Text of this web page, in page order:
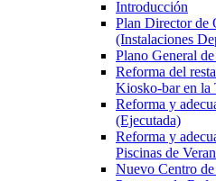
Introducción
Plan Director de
(Instalaciones
Plano General
Reforma del
Kiosko-bar en la
Reforma y
(Ejecutada)
Reforma y
Piscinas de
Nuevo Centro